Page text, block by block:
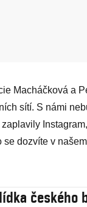
Macháčková a
sítí. S námi
dozvíte v
českého